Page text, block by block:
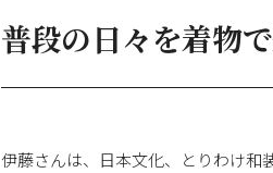
普段の日々を着物
伊藤さんは、日本文化、とりわけ和